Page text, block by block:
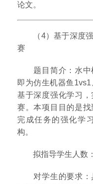
论文。
（4）基于深度强
赛
题目简介：水中
即为仿生机器鱼
基于深度强化学习
赛。本项目目的是
完成任务的强化学
构。
拟指导学生人数
对学生的要求：